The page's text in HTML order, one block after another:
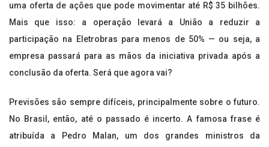
uma oferta de ações que pode movimentar até R$ 35 bilhões.
Mais que isso: a operação levará a União a reduzir a
participação na Eletrobras para menos de 50% — ou seja, a
empresa passará para as mãos da iniciativa privada após a
conclusão da oferta. Será que agora vai?
Previsões são sempre difíceis, principalmente sobre o futuro.
No Brasil, então, até o passado é incerto. A famosa frase é
atribuída a Pedro Malan, um dos grandes ministros da